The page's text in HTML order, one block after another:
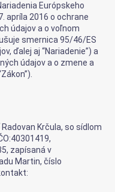
Európskeho
apríla 2016 o ochrane
údajov a o voľnom
smernica 95/46/ES
ďalej aj “Nariadenie”) a
údajov a o zmene a
Krčula, so sídlom
zapísaná v
Martin, číslo